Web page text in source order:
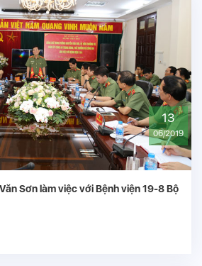
GIỚI THIỆU
GÓC TỪ THIỆN
GIA QUY TRÌNH KHÁM BỆNH
LIÊN HỆ